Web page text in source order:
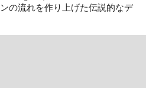
の流れを作り上げた伝説的なデ